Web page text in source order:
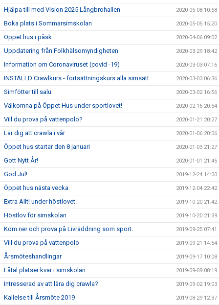
Hjälpa till med Vision 2025 Långbrohallen 2020-05-08 10:58
Boka plats i Sommarsimskolan 2020-05-05 15:20
Öppet hus i påsk 2020-04-06 09:02
Uppdatering från Folkhälsomyndigheten 2020-03-29 18:42
Information om Coronaviruset (covid -19) 2020-03-03 07:16
INSTÄLLD Crawlkurs - fortsättningskurs alla simsätt 2020-03-03 06:36
Simfötter till salu 2020-03-02 16:56
Välkomna på Öppet Hus under sportlovet! 2020-02-16 20:54
Vill du prova på vattenpolo? 2020-01-21 20:27
Lär dig att crawla i vår 2020-01-06 20:06
Öppet hus startar den 8 januari 2020-01-03 21:27
Gott Nytt År! 2020-01-01 21:45
God Jul! 2019-12-24 14:00
Öppet hus nästa vecka 2019-12-04 22:42
Extra Allt! under höstlovet. 2019-10-20 21:42
Höstlov för simskolan 2019-10-20 21:39
Kom ner och prova på Livräddning som sport. 2019-09-25 07:41
Vill du prova på vattenpolo 2019-09-21 14:54
Årsmöteshandlingar 2019-09-17 10:08
Fåtal platser kvar i simskolan 2019-09-09 08:19
Intresserad av att lära dig crawla? 2019-09-02 19:03
Kallelse till Årsmöte 2019 2019-08-29 12:37